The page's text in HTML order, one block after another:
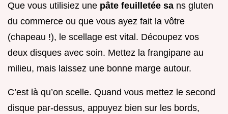
Que vous utilisiez une pâte feuilletée sa ns gluten
du commerce ou que vous ayez fait la vôtre
(chapeau !), le scellage est vital. Découpez vos
deux disques avec soin. Mettez la frangipane au
milieu, mais laissez une bonne marge autour.
C’est là qu’on scelle. Quand vous mettez le second
disque par-dessus, appuyez bien sur les bords,